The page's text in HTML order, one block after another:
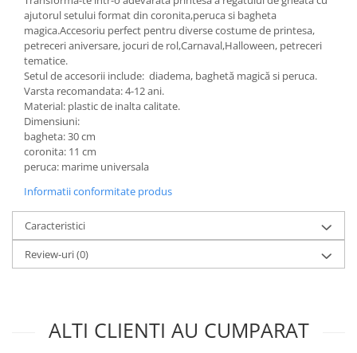
Mori cereale si furaje
ELECTRONICE
Baterii telefoane
Baterii si acumulatori
Stative
Cantare electronice comerciale
Casti audio telefoane
Masini de gaurit si insurubat
INSTRUMENTE MUZICALE
Accesorii chitara
Accesorii vioara-viola
Microfoane
ajutorul setului format din coronita,peruca si bagheta
magica.Accesoriu perfect pentru diverse costume de printesa,
petreceri aniversare, jocuri de rol,Carnaval,Halloween, petreceri
tematice.
Setul de accesorii include: diadema, baghetă magică si peruca.
Varsta recomandata: 4-12 ani.
Material: plastic de inalta calitate.
Dimensiuni:
bagheta: 30 cm
coronita: 11 cm
peruca: marime universala
Informatii conformitate produs
Caracteristici
Review-uri(0)
ALTI CLIENTI AU CUMPARAT